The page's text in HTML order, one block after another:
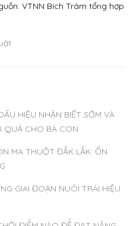
VTNN Bích Trâm tổng hợp
HIỆU NHẬN BIẾT SỚM VÀ
QUẢ CHO BÀ CON
MA THUỘT ĐẮK LẮK: ỔN
GIAI ĐOẠN NUÔI TRÁI HIỆU